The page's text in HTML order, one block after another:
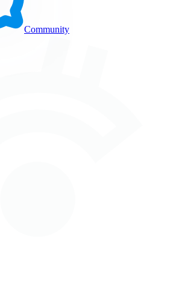
Community